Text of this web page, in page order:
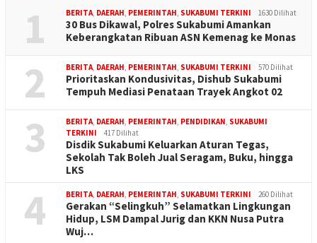
1 BERITA, DAERAH, PEMERINTAH, SUKABUMI TERKINI 1630 Dilihat
30 Bus Dikawal, Polres Sukabumi Amankan
Keberangkatan Ribuan ASN Kemenag ke Monas
2 BERITA, DAERAH, PEMERINTAH, SUKABUMI TERKINI 570 Dilihat
Prioritaskan Kondusivitas, Dishub Sukabumi
Tempuh Mediasi Penataan Trayek Angkot 02
3 BERITA, DAERAH, PEMERINTAH, PENDIDIKAN, SUKABUMI
TERKINI
417 Dilihat
Disdik Sukabumi Keluarkan Aturan Tegas,
Sekolah Tak Boleh Jual Seragam, Buku, hingga
LKS
4 BERITA, DAERAH, PEMERINTAH, SUKABUMI TERKINI 260 Dilihat
Gerakan “Selingkuh” Selamatkan Lingkungan
Hidup, LSM Dampal Jurig dan KKN Nusa Putra
Wuj…